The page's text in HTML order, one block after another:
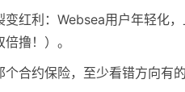
变红利：Websea用户年轻化
倍撸！）。
个合约保险，至少看错方向有